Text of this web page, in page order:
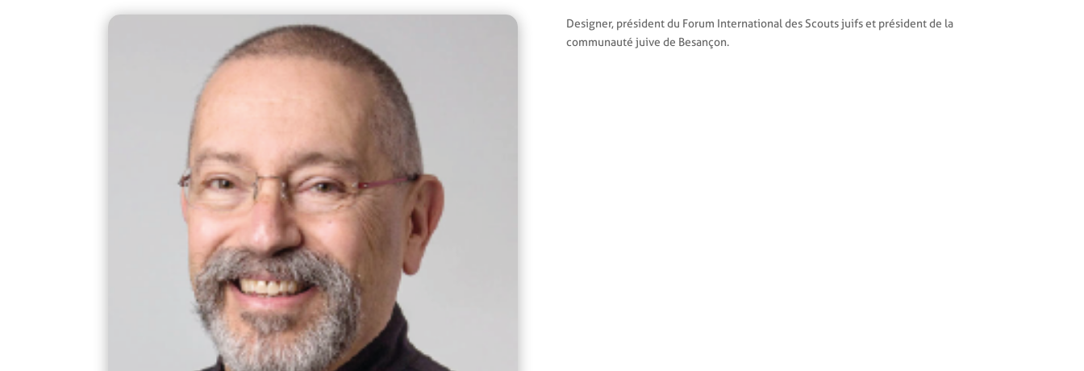
Designer, président du Forum International des Scouts juifs et président de la
communauté juive de Besançon.